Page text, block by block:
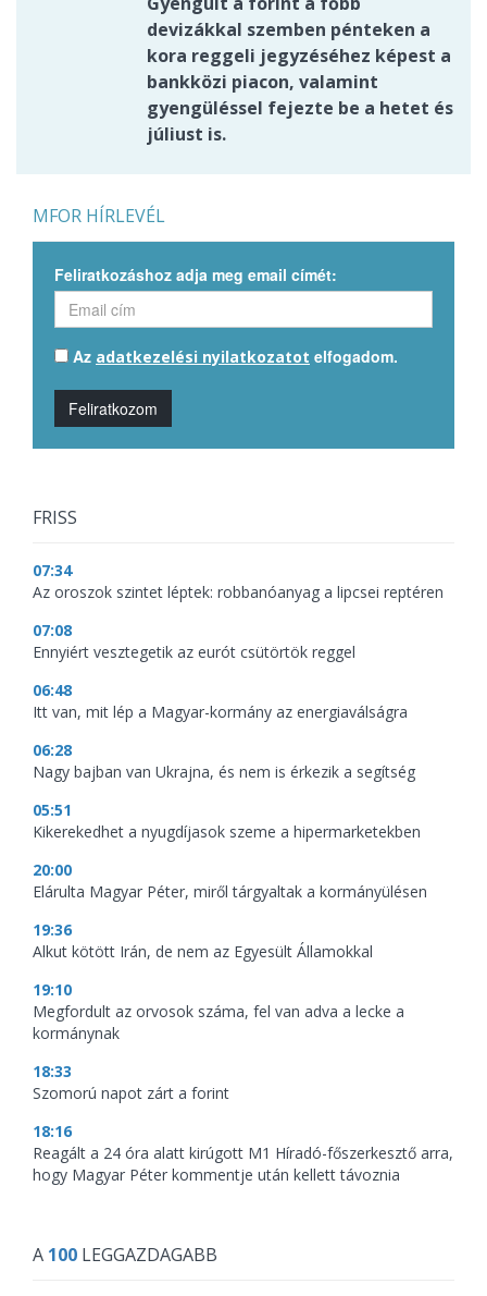
devizákkal szemben pénteken a
kora reggeli jegyzéséhez képest a
bankközi piacon, valamint
gyengüléssel fejezte be a hetet és
júliust is.
MFOR HÍRLEVÉL
Feliratkozáshoz adja meg email címét:
Az adatkezelési nyilatkozatot elfogadom.
Feliratkozom
FRISS
07:34
Az oroszok szintet léptek: robbanóanyag a lipcsei reptéren
07:08
Ennyiért vesztegetik az eurót csütörtök reggel
06:48
Itt van, mit lép a Magyar-kormány az energiaválságra
06:28
Nagy bajban van Ukrajna, és nem is érkezik a segítség
05:51
Kikerekedhet a nyugdíjasok szeme a hipermarketekben
20:00
Elárulta Magyar Péter, miről tárgyaltak a kormányülésen
19:36
Alkut kötött Irán, de nem az Egyesült Államokkal
19:10
Megfordult az orvosok száma, fel van adva a lecke a
kormánynak
18:33
Szomorú napot zárt a forint
18:16
Reagált a 24 óra alatt kirúgott M1 Híradó-főszerkesztő arra,
hogy Magyar Péter kommentje után kellett távoznia
A 100 LEGGAZDAGABB